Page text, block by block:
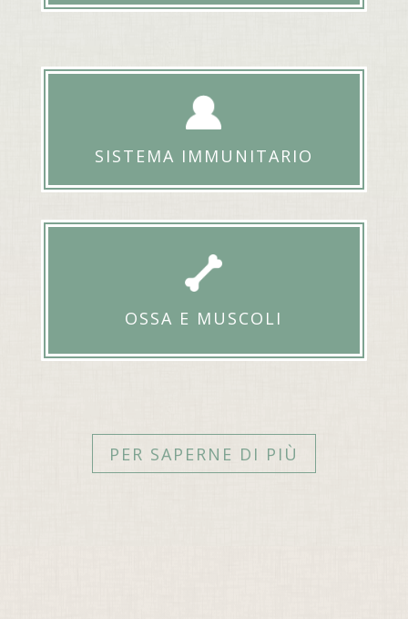
SISTEMA IMMUNITARIO
OSSA E MUSCOLI
PER SAPERNE DI PIÙ